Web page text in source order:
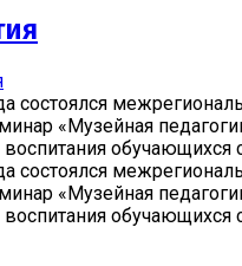
состоялся
«Музейная
воспитания обучающихся
состоялся
«Музейная
воспитания обучающихся